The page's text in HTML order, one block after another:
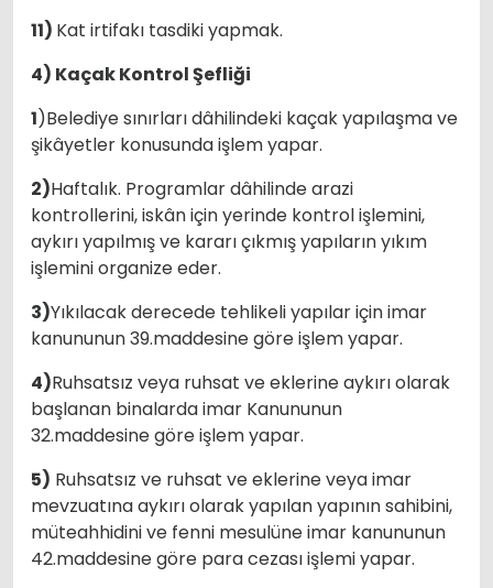
11) Kat irtifakı tasdiki yapmak.
4) Kaçak Kontrol Şefliği
1)Belediye sınırları dâhilindeki kaçak yapılaşma ve
şikâyetler konusunda işlem yapar.
2)Haftalık. Programlar dâhilinde arazi
kontrollerini, iskân için yerinde kontrol işlemini,
aykırı yapılmış ve kararı çıkmış yapıların yıkım
işlemini organize eder.
3)Yıkılacak derecede tehlikeli yapılar için imar
kanununun 39.maddesine göre işlem yapar.
4)Ruhsatsız veya ruhsat ve eklerine aykırı olarak
başlanan binalarda imar Kanununun
32.maddesine göre işlem yapar.
5) Ruhsatsız ve ruhsat ve eklerine veya imar
mevzuatına aykırı olarak yapılan yapının sahibini,
müteahhidini ve fenni mesulüne imar kanununun
42.maddesine göre para cezası işlemi yapar.